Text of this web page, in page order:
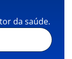
da saúde.